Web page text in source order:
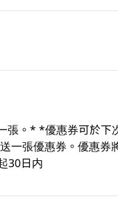
張。* *優惠券可於下
一張優惠券。優惠券
30日内